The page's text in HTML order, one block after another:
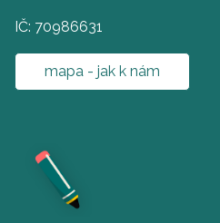
IČ: 70986631
mapa - jak k nám